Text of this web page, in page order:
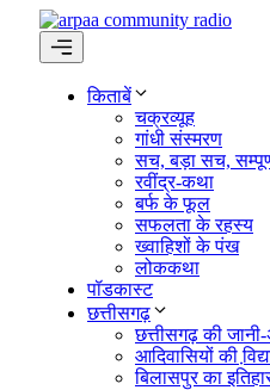
Skip
contentMenu
किताबें
चक्रव्यूह
गांधी संस्मरण
सच, बड़ा सच,
रवींद्र-कथा
बर्फ के फूल
सफलता के रहस्य
ख्वाहिशों के पंख
लोककथा
पॉडकास्ट
छत्तीसगढ़
छत्तीसगढ़ की जानी-
आदिवासियों की
बिलासपुर का